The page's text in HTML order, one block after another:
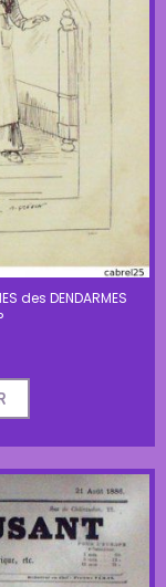
des DENDARMES